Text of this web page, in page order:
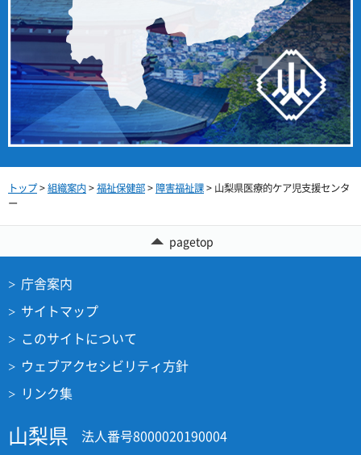
トップ>組織案内>福祉保健部> 障害福祉課> 山梨県医療的ケア児支援センタ
ー
pagetop
庁舎案内
サイトマップ
このサイトについて
ウェブアクセシビリティ方針
リンク集
山梨県
法人番号8000020190004